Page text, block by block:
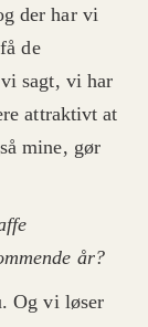
der har vi
de
sagt, vi har
attraktivt at
mine, gør
år?
Og vi løser